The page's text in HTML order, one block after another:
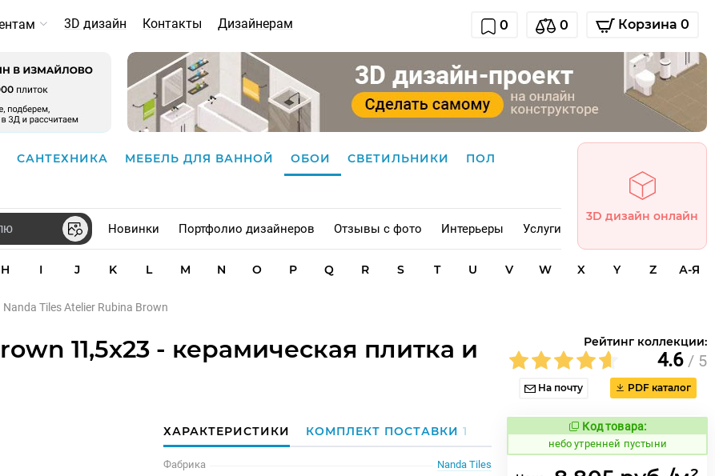
3D дизайн Контакты Дизайнерам 0 0 Корзина 0
САНТЕХНИКА МЕБЕЛЬ ДЛЯ ВАННОЙ ОБОИ СВЕТИЛЬНИКИ ПОЛ
Новинки Портфолио дизайнеров Отзывы с фото Интерьеры Услуги
3D дизайн онлайн
H I J K L M N O P Q R S T U V W X Y Z А-Я
Nanda Tiles Atelier Rubina Brown
11,5x23 - керамическая плитка и
Рейтинг коллекции:
4.6 / 5
На почту PDF каталог
ХАРАКТЕРИСТИКИ КОМПЛЕКТ ПОСТАВКИ1
Фабрика
Nanda Tiles
Код товара:
1123075 Код товара:
небо утренней пустыни